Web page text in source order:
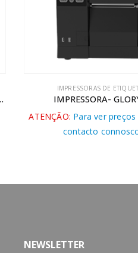
BALANÇAS ATEX
BMS ATEX
ATENÇÃO: Para ver
contacto
NEWSLETTER